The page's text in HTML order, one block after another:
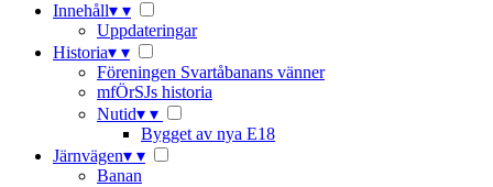
Innehåll▾ ▾
Uppdateringar
Historia▾ ▾
Föreningen Svartåbanans vänner
mfÖrSJs historia
Nutid▾ ▾
Bygget av nya E18
Järnvägen▾ ▾
Banan